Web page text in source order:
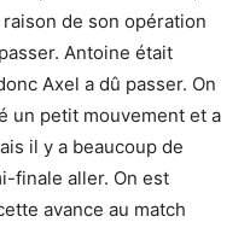
de son opération
Antoine était
Axel a dû passer. On
un petit mouvement et a
il y a beaucoup de
finale aller. On est
avance au match